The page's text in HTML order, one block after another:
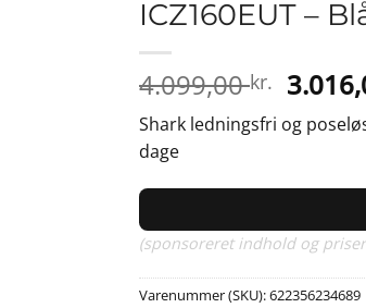
ICZ160EUT –
4.099,00kr. Den
pris
Shark ledningsfri og
dage
(sponsoreret indhold og
Varenummer (SKU):622356234689